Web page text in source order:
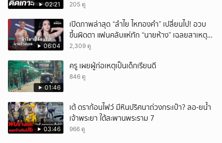
02:21 205 ดู
06:04
เปิดภาพล่าสุด “ลำไย ไหทองคำ” เปลี่ยนไป! อวบ
ขึ้นผิดตา แฟนคลับแห่ทัก “นายห้าง” เฉลยสาเหตุ
ชัด!
2,309 ดู
01:46
ครู เผยผู้ก่อเหตุเป็นเด็กเรียนดี
846 ดู
03:46
เต้ ดราก้อนไฟว์ มีหินปริศนาถ่วงกระเป๋า? ลอ-ยน้ำ
เจ้าพระยา ใต้สะพานพระราม 7
966 ดู